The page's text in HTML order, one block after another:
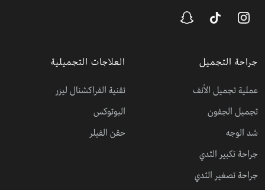
جراحة التجميل
عملية تجميل الأنف
تجميل الجفون
شد الوجه
جراحة تكبير الثدي
جراحة تصغير الثدي
العلاجات التجميلية
تقنية الفراكشنال ليزر
البوتوكس
حقن الفيلر